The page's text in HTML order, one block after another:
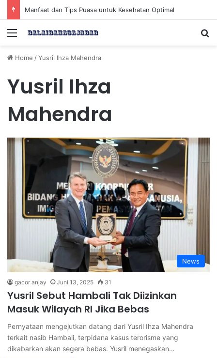
Manfaat dan Tips Puasa untuk Kesehatan Optimal
Menu
Home /Yusril Ihza Mahendra
Yusril Ihza
Mahendra
News
gacor anjay Juni 13, 2025 31
Yusril Sebut Hambali Tak Diizinkan
Masuk Wilayah RI Jika Bebas
Pernyataan mengejutkan datang dari Yusril Ihza Mahendra
terkait nasib Hambali, terpidana kasus terorisme yang
dikabarkan akan segera bebas. Yusril menegaskan…